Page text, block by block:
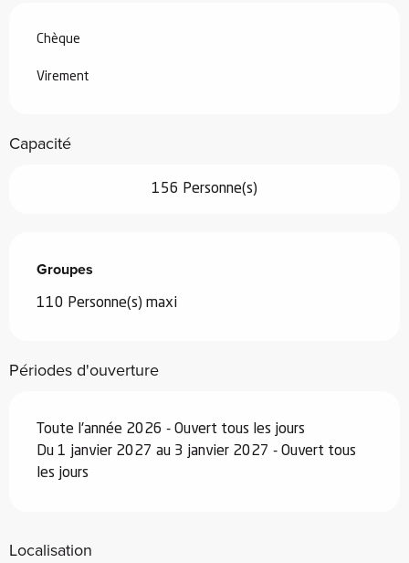
Chèque
Virement
Capacité
156 Personne(s)
Groupes
Groupes
110 Personne(s) maxi
Périodes d'ouverture
Toute l'année 2026 - Ouvert tous les jours
Du 1 janvier 2027 au 3 janvier 2027 - Ouvert tous
les jours
Localisation